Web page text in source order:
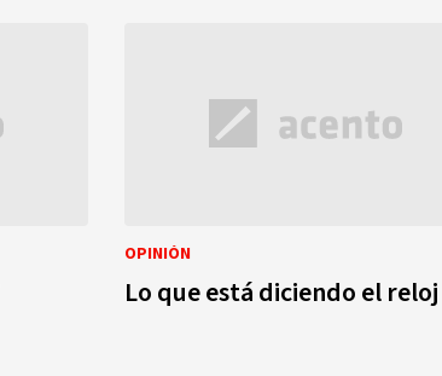
OPINIÓN
Lo que está diciendo el reloj